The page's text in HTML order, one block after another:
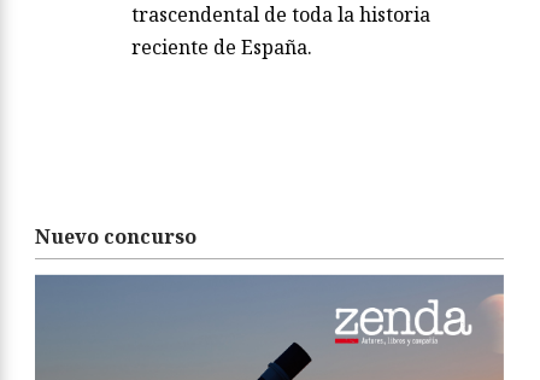
trascendental de toda la historia
reciente de España.
Nuevo concurso